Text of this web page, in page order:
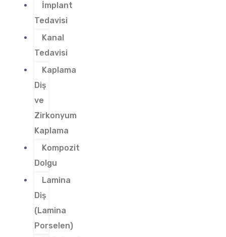
İmplant
Tedavisi
Kanal
Tedavisi
Kaplama
Diş
ve
Zirkonyum
Kaplama
Kompozit
Dolgu
Lamina
Diş
(Lamina
Porselen)